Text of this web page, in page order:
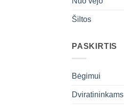
Šiltos
PASKIRTIS
Bėgimui
Dviratininkams